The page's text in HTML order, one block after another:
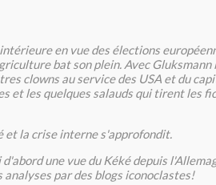
en vue des élections
bat son plein. Avec Gluksmann
clowns au service des USA et du
et les quelques salauds qui tirent les
et la crise interne s'approfondit.
une vue du Kéké depuis
par des blogs iconoclastes!